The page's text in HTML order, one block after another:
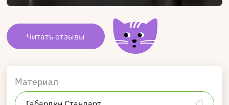
Читать отзывы
Материал